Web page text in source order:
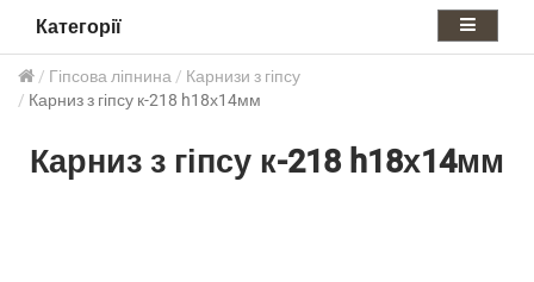
Категорії
Гіпсова ліпнина
Карнизи з гіпсу
Карниз з гіпсу к-218 h18х14мм
Карниз з гіпсу к-218 h18х14мм